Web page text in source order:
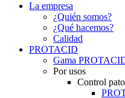
La empresa
¿Quién somos?
¿Qué hacemos?
Calidad
PROTACID
Gama
Por usos
Control